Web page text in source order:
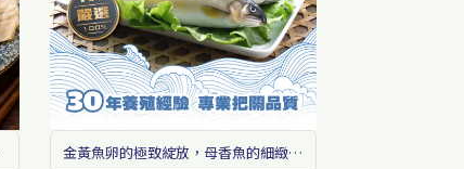
金黃魚卵的極致綻放，母香魚的細緻鮮